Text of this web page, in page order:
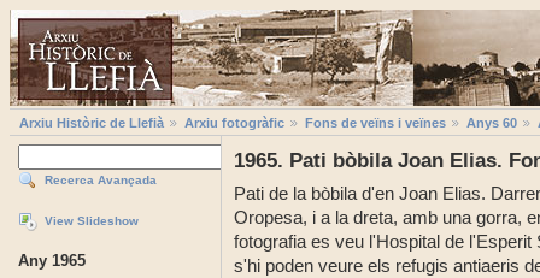
Arxiu Històric de Llefià Arxiu fotogràfic Fons de veïns i veïnes Anys 60
Recerca Avançada
View Slideshow
Any 1965
1965. Pati bòbila Joan Elias.
Pati de la bòbila d'en Joan Elias.
Oropesa, i a la dreta, amb una gorra,
fotografia es veu l'Hospital de
s'hi poden veure els refugis antiaeris